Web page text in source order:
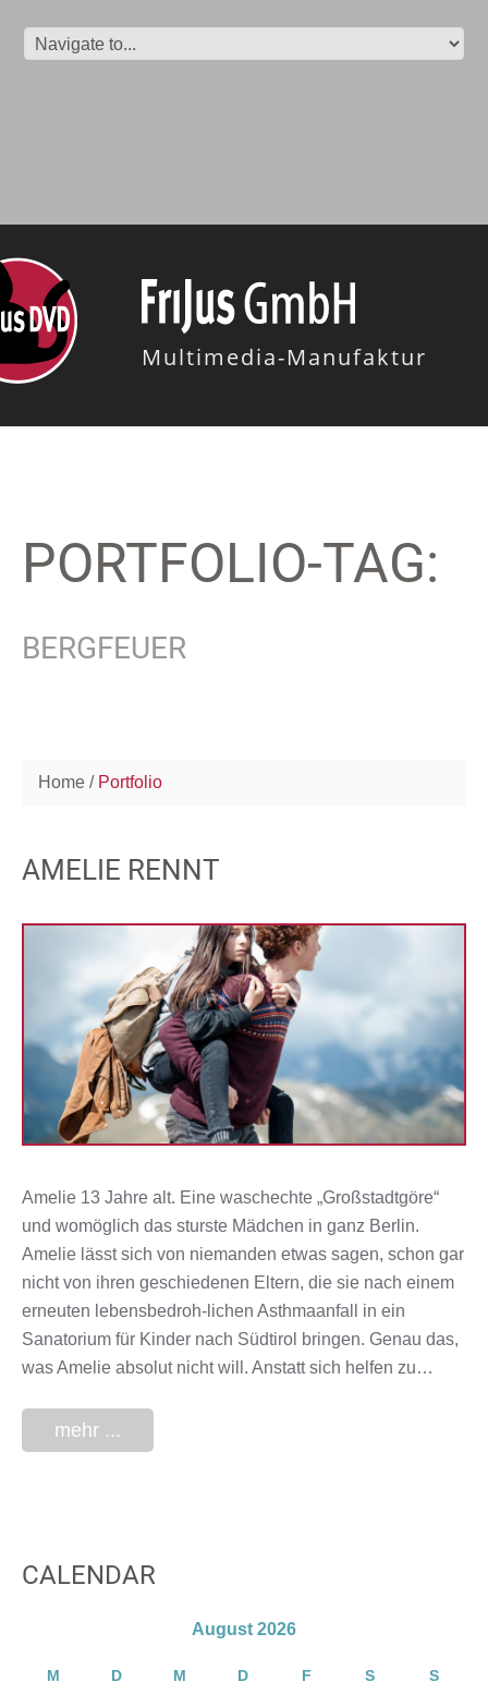
Multimedia-Manufaktur
PORTFOLIO-TAG:
BERGFEUER
Home Portfolio
AMELIE RENNT
Amelie 13 Jahre alt. Eine waschechte „Großstadtgöre“
und womöglich das sturste Mädchen in ganz Berlin.
Amelie lässt sich von niemanden etwas sagen, schon gar
nicht von ihren geschiedenen Eltern, die sie nach einem
erneuten lebensbedroh-lichen Asthmaanfall in ein
Sanatorium für Kinder nach Südtirol bringen. Genau das,
was Amelie absolut nicht will. Anstatt sich helfen zu…
mehr ...
CALENDAR
August 2026
M D M D F S S